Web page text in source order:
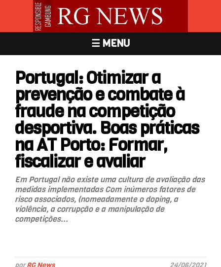
☰ MENU
Portugal: Otimizar a
prevenção e combate à
fraude na competição
desportiva. Boas práticas
na AT Porto: Formar,
fiscalizar e avaliar
Em Portugal não existe uma cultura de avaliação das
medidas implementadas Com inúmeros fatores de
risco associados, (nomeadamente o doping, a
violência, a corrupção e a manipulação de
competições...